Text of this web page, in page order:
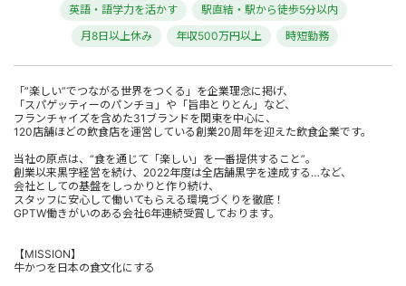
英語・語学力を活かす
駅直結・駅から徒歩5分以内
月8日以上休み
年収500万円以上 時短勤務
「”楽しい”でつながる世界をつくる」を企業理念に掲げ、
「スパゲッティーのパンチョ」や「旨串とりとん」など、
フランチャイズを含めた31ブランドを関東を中心に、
120店舗ほどの飲食店を運営している創業20周年を迎えた飲食企業です。
当社の原点は、“食を通じて「楽しい」を一番提供すること”。
創業以来黒字経営を続け、2022年度は全店舗黒字を達成する…など、
会社としての基盤をしっかりと作り続け、
スタッフに安心して働いてもらえる環境づくりを徹底！
GPTW働きがいのある会社6年連続受賞しております。
【MISSION】
牛かつを日本の食文化にする